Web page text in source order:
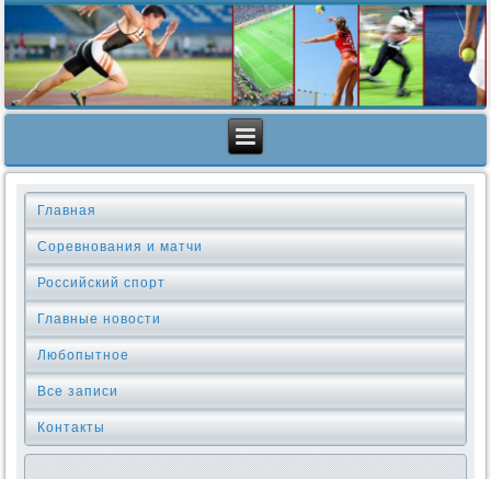
Главная
Соревнования и матчи
Российский спорт
Главные новости
Любопытное
Все записи
Контакты